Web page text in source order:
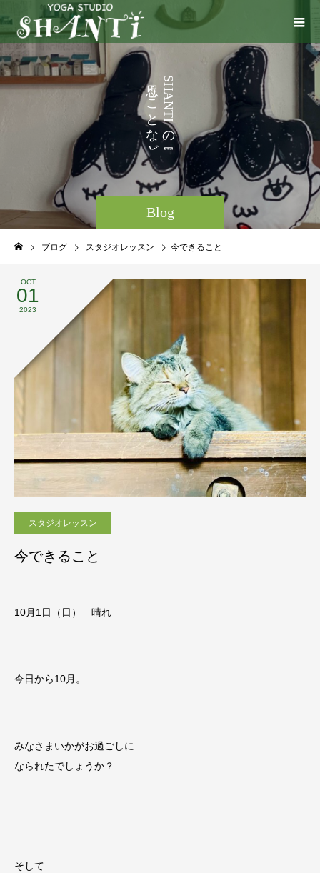
Blog
S
H
A
N
T
I
の
。
う
こ
と
な
ど
い
ろ
い
ろ
と
ブログ スタジオレッスン 今できること
OCT
01
2023
スタジオレッスン
今できること
10月1日（日） 晴れ
今日から10月。
みなさまいかがお過ごしに
なられたでしょうか？
そして